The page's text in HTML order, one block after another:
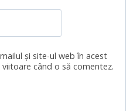
și site-ul web în acest
când o să comentez.